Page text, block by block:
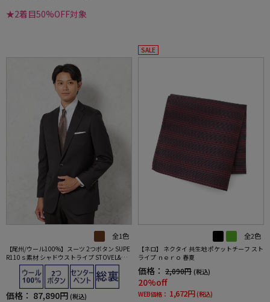
★2着目50%OFF対象
全1色
【尾州/ウール100%】スーツ 2つボタン SUPE
R110ｓ素材 シャドウストライプ STOVEL&MA
SON 秋冬
価格： 87,890円 (税込)
SALE
全2色
【ネロ】 ネクタイ 共生地 ポケットチーフ スト
ライプ ｎｅｒｏ 春夏
価格： 2,090円 (税込)
20%off
WEB価格： 1,672円 (税込)